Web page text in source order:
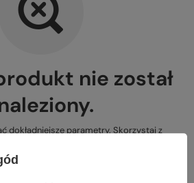
nie został
dokładniejsze parametry. Skorzystaj z